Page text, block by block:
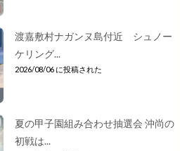
渡嘉敷村ナガンヌ島付近 シュノー
ケリング...
2026/08/06 に投稿された
夏の甲子園組み合わせ抽選会 沖尚の
初戦は...